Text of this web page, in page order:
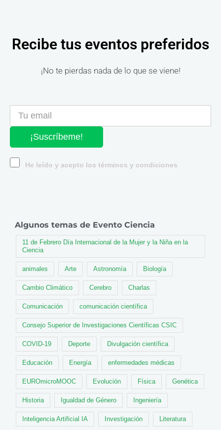
Recibe tus eventos preferidos
¡No te pierdas nada de lo que se viene!
¡Suscríbeme!
He leído y acepto los términos y condiciones
Algunos temas de Evento Ciencia
11 de Febrero Día Internacional de la Mujer y la Niña en la
Ciencia
animales Arte Astronomía Biología
Cambio Climático Cerebro Charlas
Comunicación comunicación científica
Consejo Superior de Investigaciones Científicas CSIC
COVID-19 Deporte Divulgación científica
Educación Energía enfermedades médicas
EUROmicroMOOC Evolución Física Genética
Historia Igualdad de Género Ingeniería
Inteligencia Artificial IA Investigación Literatura